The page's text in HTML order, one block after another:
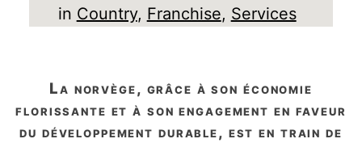
in Country, Franchise, Services
la norvège, grâce à son économie
florissante et à son engagement en faveur
du développement durable, est en train de